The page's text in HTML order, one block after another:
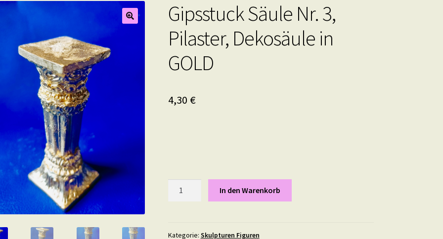
Gipsstuck Säule Nr. 3,
Pilaster, Dekosäule in
GOLD
4,30 €
Pilaster,
In den Warenkorb
Kategorie: Skulpturen Figuren